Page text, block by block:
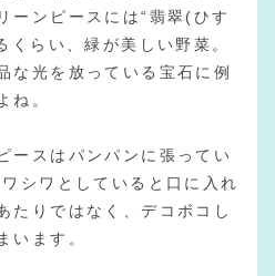
ーンピースには“翡翠(ひす
くらい、緑が美しい野菜。
な光を放っている宝石に例
ね。
ースはパンパンに張ってい
シワとしていると口に入れ
たりではなく、デコボコし
います。